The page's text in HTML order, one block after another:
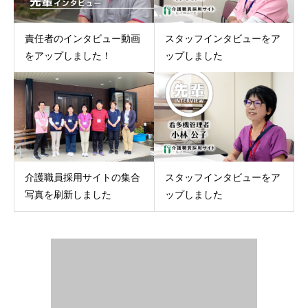
責任者のインタビュー動画
をアップしました！
スタッフインタビューをア
ップしました
介護職員採用サイトの集合
写真を刷新しました
スタッフインタビューをア
ップしました